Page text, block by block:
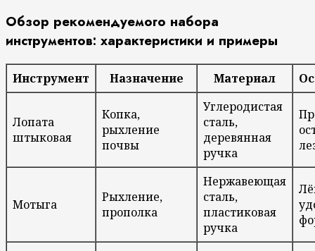
Обзор рекомендуемого набора
инструментов: характеристики и примеры
Инструмент Назначение Материал
Лопата
штыковая
Копка,
рыхление
почвы
Углеродистая
сталь,
деревянная
ручка
Мотыга
Рыхление,
прополка
Нержавеющая
сталь,
пластиковая
ручка